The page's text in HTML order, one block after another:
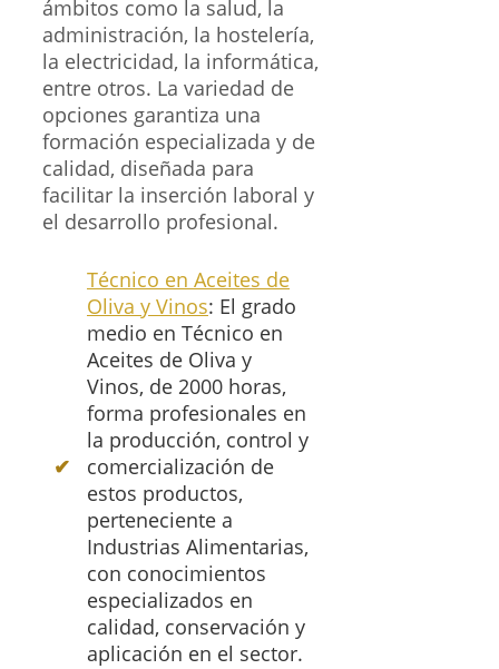
ámbitos como la salud, la
administración, la hostelería,
la electricidad, la informática,
entre otros. La variedad de
opciones garantiza una
formación especializada y de
calidad, diseñada para
facilitar la inserción laboral y
el desarrollo profesional.
Técnico en Aceites de
Oliva y Vinos: El grado
medio en Técnico en
Aceites de Oliva y
Vinos, de 2000 horas,
forma profesionales en
la producción, control y
comercialización de
estos productos,
perteneciente a
Industrias Alimentarias,
con conocimientos
especializados en
calidad, conservación y
aplicación en el sector.